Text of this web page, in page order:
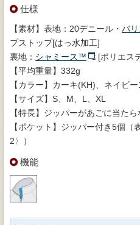
仕様
【素材】表地：20デニール・ バ
プストップ[はっ水加工]
裏地： シャミース™
[ポリエス
【平均重量】332g
【カラー】カーキ(KH)、ネイビ
【サイズ】S、M、L、XL
【特長】ジッパーがあごに当た
【ポケット】ジッパー付き5個
2〉）
機能